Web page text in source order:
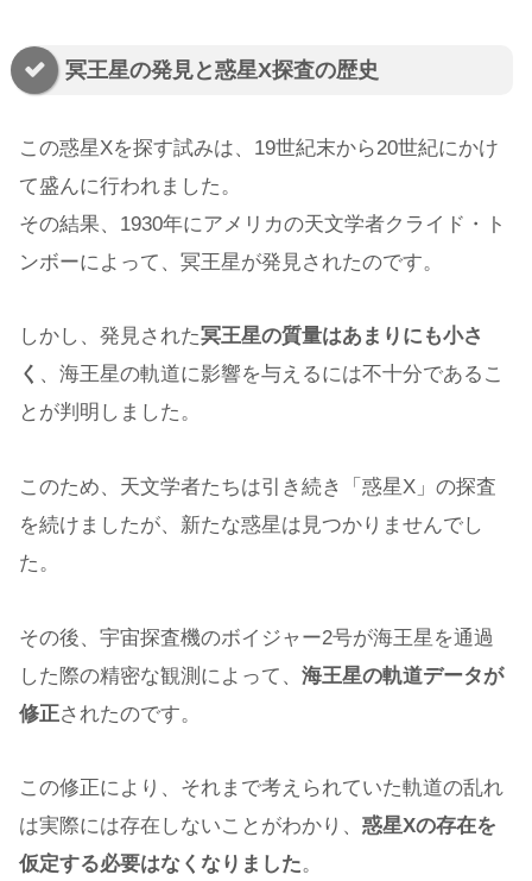
冥王星の発見と惑星X探査の歴史
この惑星Xを探す試みは、19世紀末から20世紀にかけ
て盛んに行われました。
その結果、1930年にアメリカの天文学者クライド・ト
ンボーによって、冥王星が発見されたのです。
しかし、発見された冥王星の質量はあまりにも小さ
く 、海王星の軌道に影響を与えるには不十分であるこ
とが判明しました。
このため、天文学者たちは引き続き「惑星X」の探査
を続けましたが、新たな惑星は見つかりませんでし
た。
その後、宇宙探査機のボイジャー2号が海王星を通過
した際の精密な観測によって、 海王星の軌道データが
修正されたのです。
この修正により、それまで考えられていた軌道の乱れ
は実際には存在しないことがわかり、 惑星Xの存在を
仮定する必要はなくなりました。